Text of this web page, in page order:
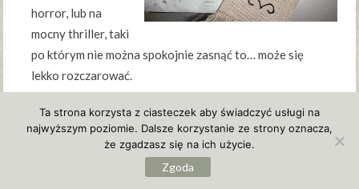
horror, lub na
mocny thriller, taki
po którym nie można spokojnie zasnąć to… może się
lekko rozczarować.
Wydaje mi się, że więcej jest w tej książce obyczaju,
nawet takiego z domieszką kryminału, czy ogólnie rzecz
biorąc sensacji niż mocnego horroru. Chociaż wątki
dotyczące zjawisk pozazmysłowych mogą niejednemu
Ta strona korzysta z ciasteczek aby świadczyć usługi na
najwyższym poziomie. Dalsze korzystanie ze strony oznacza,
że zgadzasz się na ich użycie.
Zgoda